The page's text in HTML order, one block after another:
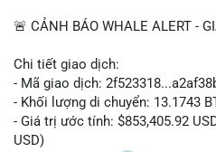
📰 Nguồn: CoinDesk
🚨 CẢNH BÁO WHALE ALERT -
Chi tiết giao dịch:
- Mã giao dịch:
- Khối lượng di chuyển: 13.1743
- Giá trị ước tính: $853,405.92
USD)